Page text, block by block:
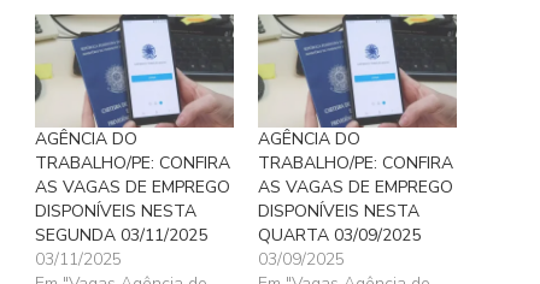
AGÊNCIA DO
TRABALHO/PE: CONFIRA
AS VAGAS DE EMPREGO
DISPONÍVEIS NESTA
SEGUNDA 03/11/2025
03/11/2025
AGÊNCIA DO
TRABALHO/PE: CONFIRA
AS VAGAS DE EMPREGO
DISPONÍVEIS NESTA
QUARTA 03/09/2025
03/09/2025